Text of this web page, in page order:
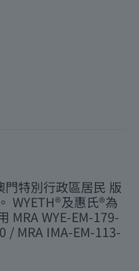
特別行政區居民 版
WYETH®及惠氏®為
MRA WYE-EM-179-
/ MRA IMA-EM-113-